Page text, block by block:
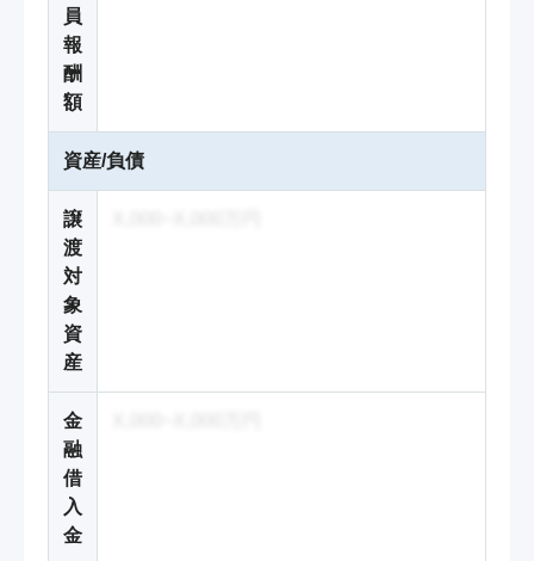
員
報
酬
額
資産/負債
譲
渡
対
象
資
産
金
融
借
入
金